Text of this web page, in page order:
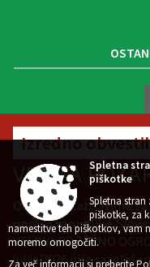
Izredno
VELIKA
Občinski štab civilne
uprava republike
VELIKO POŽARNO
julija 2026 in je
Zasnova,
Splošni pogoji spletne strani
Spletna
piškotke
Spletna
piškotke, za
namestitve teh piškotkov, vam
moremo omogočiti.
Za več informacij si preberite